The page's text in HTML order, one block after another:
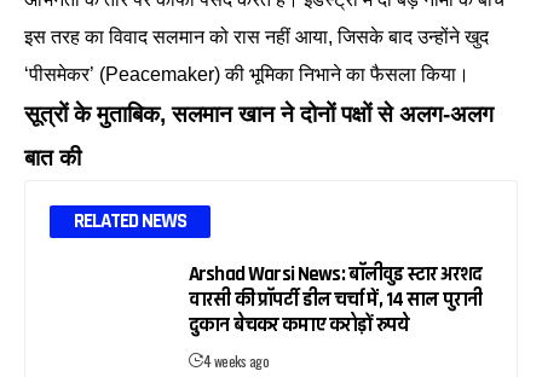
इस तरह का विवाद सलमान को रास नहीं आया, जिसके बाद उन्होंने खुद
‘पीसमेकर’ (Peacemaker) की भूमिका निभाने का फैसला किया।
सूत्रों के मुताबिक, सलमान खान ने दोनों पक्षों से अलग-अलग
बात की
RELATED NEWS
Arshad Warsi News: बॉलीवुड स्टार अरशद
वारसी की प्रॉपर्टी डील चर्चा में, 14 साल पुरानी
दुकान बेचकर कमाए करोड़ों रुपये
4 weeks ago